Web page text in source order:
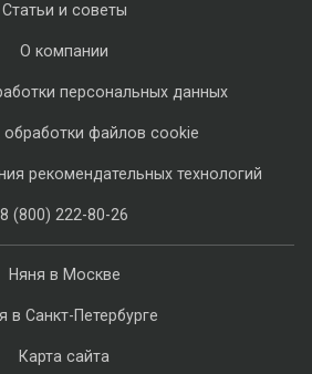
Няня в Москве
в Санкт-Петербурге
Карта сайта
Статьи и советы
О компании
персональных данных
обработки файлов cookie
рекомендательных технологий
8 (800) 222-80-26